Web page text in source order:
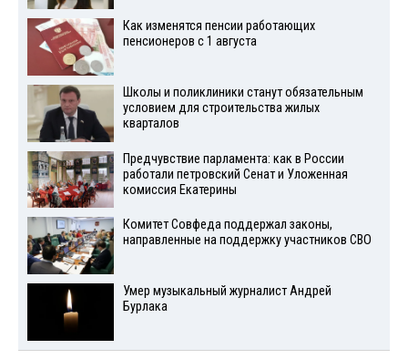
Как изменятся пенсии работающих
пенсионеров с 1 августа
Школы и поликлиники станут обязательным
условием для строительства жилых
кварталов
Предчувствие парламента: как в России
работали петровский Сенат и Уложенная
комиссия Екатерины
Комитет Совфеда поддержал законы,
направленные на поддержку участников СВО
Умер музыкальный журналист Андрей
Бурлака